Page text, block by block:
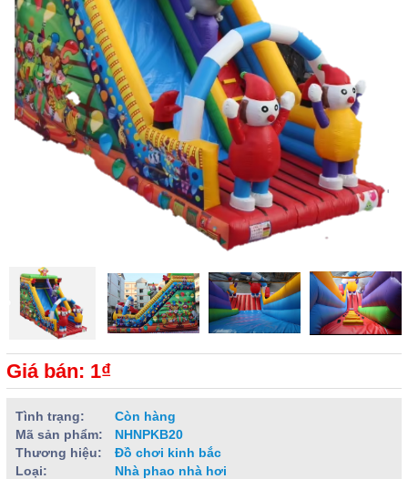
Giá bán: 1₫
Tình trạng:
Còn hàng
Mã sản phẩm:
NHNPKB20
Thương hiệu:
Đồ chơi kinh bắc
Loại:
Nhà phao nhà hơi